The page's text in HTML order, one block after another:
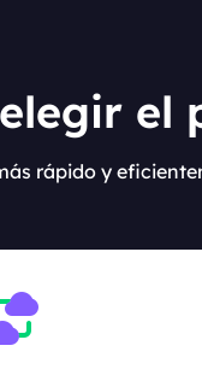
el
rápido y